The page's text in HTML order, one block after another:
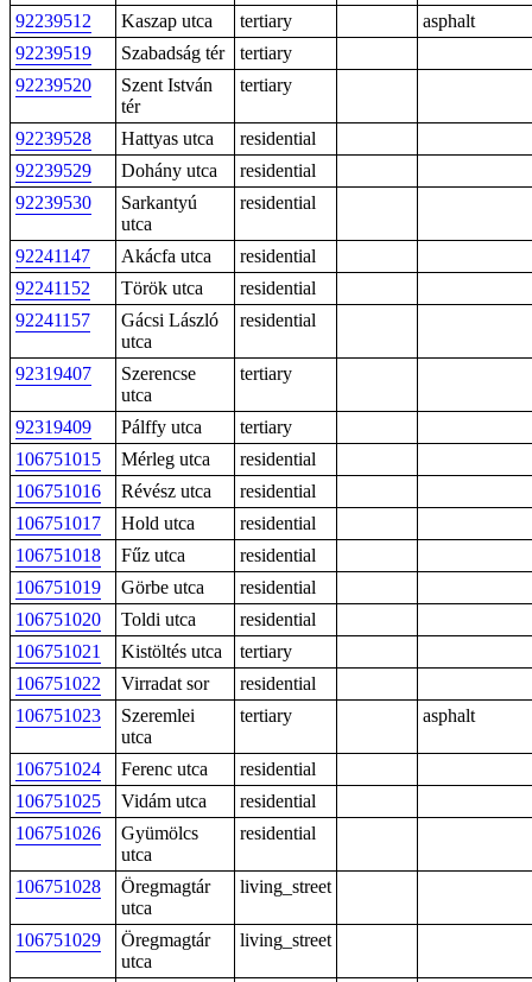
92239512 Kaszap utca tertiary
asphalt
92239519
Szabadság tér
tertiary
92239520
Szent István
tér
tertiary
92239528 Hattyas utca
residential
92239529
Dohány utca
residential
92239530
Sarkantyú
utca
residential
92241147 Akácfa utca
residential
92241152
Török utca
residential
92241157
Gácsi László
utca
residential
92319407
Szerencse
utca
tertiary
92319409 Pálffy utca
tertiary
106751015
Mérleg utca
residential
106751016
Révész utca
residential
106751017
Hold utca
residential
106751018
Fűz utca
residential
106751019
Görbe utca
residential
106751020
Toldi utca
residential
106751021
Kistöltés utca
tertiary
106751022
Virradat sor
residential
106751023
Szeremlei
utca
tertiary asphalt
106751024 Ferenc utca
residential
106751025
Vidám utca
residential
106751026
Gyümölcs
utca
residential
106751028
Öregmagtár
utca
living_street
106751029
Öregmagtár
utca
living_street